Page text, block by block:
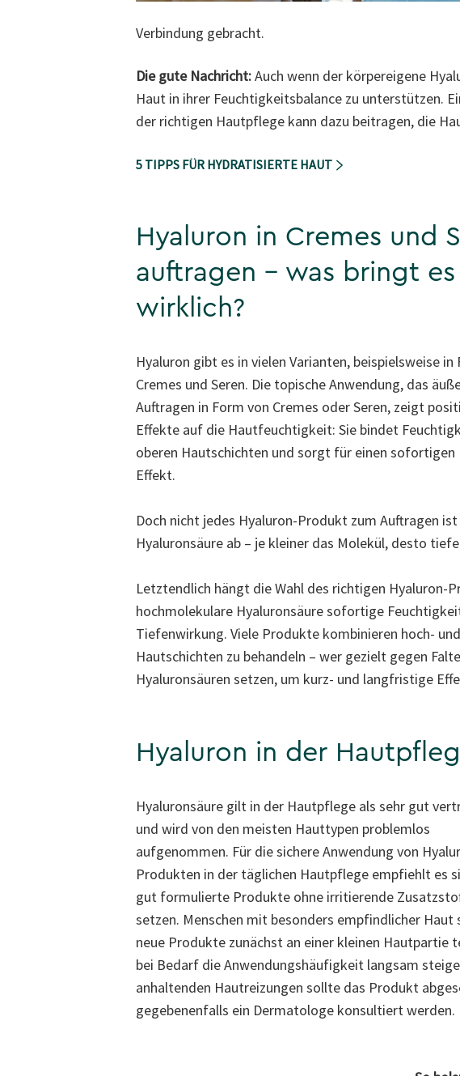
Verbindung gebracht.
Die gute Nachricht:Auch wenn der körpereigene
Haut in ihrer Feuchtigkeitsbalance zu unterstützen.
der richtigen Hautpflege kann dazu beitragen, die
5 TIPPS FÜR HYDRATISIERTE HAUT
Hyaluron in Cremes und
auftragen – was bringt es
wirklich?
Hyaluron gibt es in vielen Varianten, beispielsweise in
Cremes und Seren. Die topische Anwendung, das
Auftragen in Form von Cremes oder Seren, zeigt
Effekte auf die Hautfeuchtigkeit: Sie bindet
oberen Hautschichten und sorgt für einen sofortigen
Effekt.
Doch nicht jedes Hyaluron-Produkt zum Auftragen
Hyaluronsäure ab – je kleiner das Molekül, desto
Letztendlich hängt die Wahl des richtigen Hyaluron-
hochmolekulare Hyaluronsäure sofortige
Tiefenwirkung. Viele Produkte kombinieren hoch-
Hautschichten zu behandeln – wer gezielt gegen
Hyaluronsäuren setzen, um kurz- und langfristige
Hyaluron in der
Hyaluronsäure gilt in der Hautpflege als sehr gut
und wird von den meisten Hauttypen problemlos
aufgenommen. Für die sichere Anwendung von
Produkten in der täglichen Hautpflege empfiehlt es
gut formulierte Produkte ohne irritierende
setzen. Menschen mit besonders empfindlicher Haut
neue Produkte zunächst an einer kleinen Hautpartie
bei Bedarf die Anwendungshäufigkeit langsam
anhaltenden Hautreizungen sollte das Produkt
gegebenenfalls ein Dermatologe konsultiert werden.